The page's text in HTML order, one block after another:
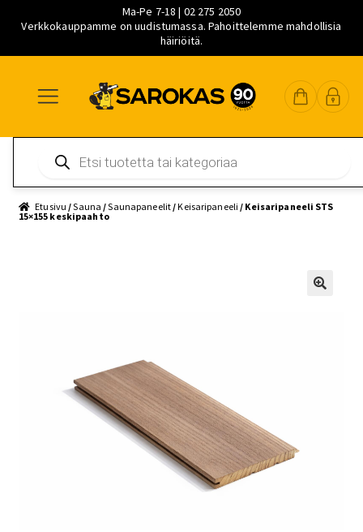
Ma-Pe 7-18 | 02 275 2050
Verkkokauppamme on uudistumassa. Pahoittelemme mahdollisia
häiriöitä.
navigointiin
sisältöön
pääsisältöön
search
Etusivu /Sauna /Saunapaneelit /Keisaripaneeli / Keisaripaneeli STS
15×155 keskipaahto